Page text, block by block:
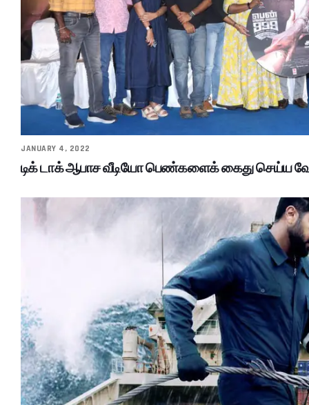
JANUARY 4, 2022
டிக் டாக் ஆபாச வீடியோ பெண்களைக் கைது செய்ய